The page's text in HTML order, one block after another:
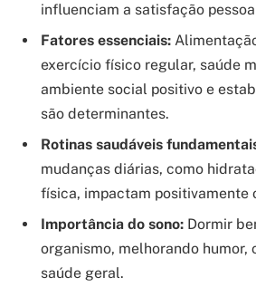
influenciam a satisfação
Fatores essenciais:
exercício físico regular, saúde
ambiente social positivo e
são determinantes.
Rotinas saudáveis
mudanças diárias, como
física, impactam positivamente
Importância do sono: Dormir
organismo, melhorando humor,
saúde geral.